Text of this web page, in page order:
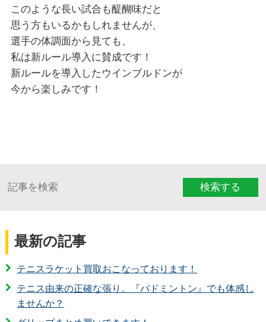
このような長い試合も醍醐味だと
思う方もいるかもしれませんが、
選手の体調面から見ても、
私は新ルール導入に賛成です！
新ルールを導入したウインブルドンが
今から楽しみです！
検索する
最新の記事
テニスラケット買取おこなっております！
テニス由来の正確な張り。『バドミントン』でも体感し
ませんか？